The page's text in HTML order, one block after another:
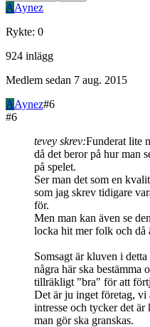
AAynez
Rykte: 0
924 inlägg
Medlem sedan 7 aug. 2015
AAynez#6
#6
tevey skrev:Funderat lite
då det beror på hur man
på spelet.
Ser man det som en
som jag skrev tidigare
för.
Men man kan även se
locka hit mer folk och då
Somsagt är kluven i
några här ska bestämma
tillräkligt "bra" för att
Det är ju inget företag,
intresse och tycker det
man gör ska granskas.